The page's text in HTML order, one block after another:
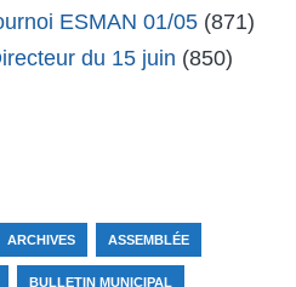
ESMAN 01/05 (871)
du 15 juin (850)
ARCHIVES ASSEMBLÉE
BULLETIN MUNICIPAL